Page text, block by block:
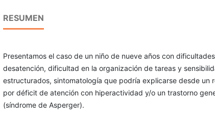
RESUMEN
Presentamos el caso de un niño de nueve años con
desatención, dificultad en la organización de tareas y
estructurados, sintomatología que podría explicarse desde un
por déficit de atención con hiperactividad y/o un trastorno
(síndrome de Asperger).